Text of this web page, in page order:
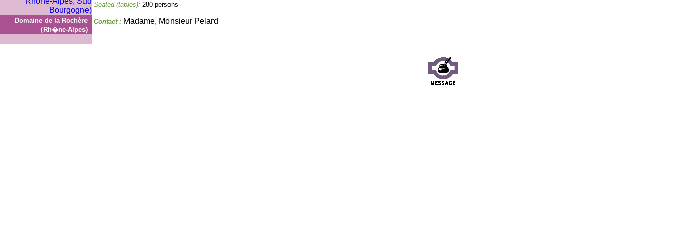
Domaine de la Rochère
(Rh�ne-Alpes)
Seated (tables): 280 persons
Contact : Madame, Monsieur Pelard